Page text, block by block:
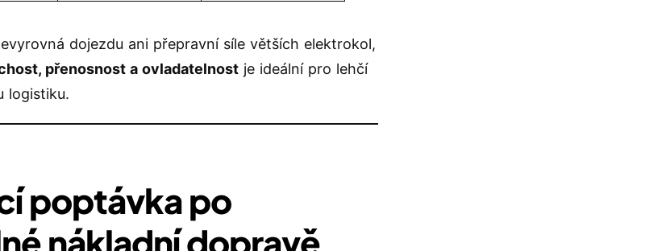
dojezdu ani přepravní síle větších elektrokol,
přenosnost a ovladatelnost je ideální pro lehčí
logistiku.
poptávka po
nákladní dopravě